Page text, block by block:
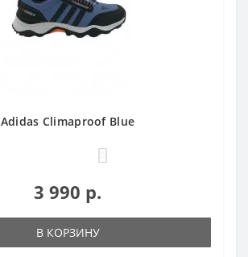
Adidas Climaproof Blue
3 990 р.
В КОРЗИНУ